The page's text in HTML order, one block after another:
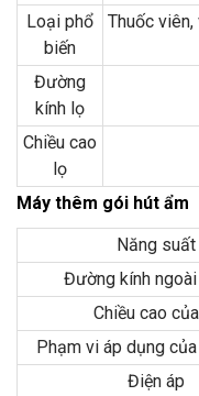
Loại phổ
biến
Thuốc
Đường
kính lọ
Chiều cao
lọ
Máy thêm gói hút ẩm
Năng suất
Đường kính
Chiều cao
Phạm vi áp dụng
Điện áp